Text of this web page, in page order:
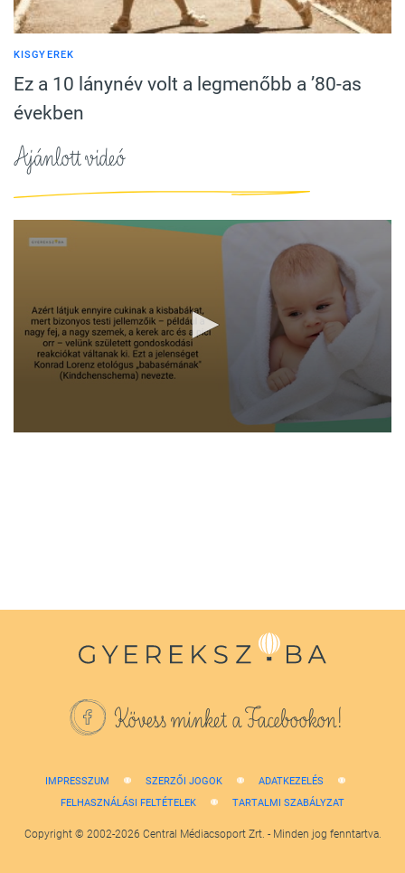
KISGYEREK
Ez a 10 lánynév volt a legmenőbb a ’80-as
években
Ajánlott videó
Kövess minket a Facebookon!
IMPRESSZUM SZERZŐI JOGOK
ADATKEZELÉS
FELHASZNÁLÁSI FELTÉTELEK
TARTALMI SZABÁLYZAT
Copyright © 2002-2026 Central Médiacsoport Zrt. - Minden jog fenntartva.